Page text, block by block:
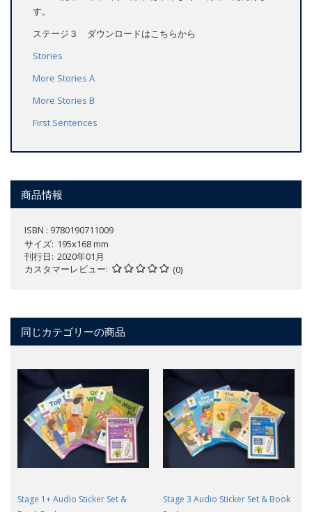
す。
ステージ３ ダウンロードはこちらから
Stories
More Stories A
More Stories B
First Sentences
商品情報
ISBN : 9780190711009
サイズ 195x168 mm
刊行日 2020年01月
カスタマーレビュー
(0)
同じカテゴリーの商品
Stage 1+ Audio Sticker Set &
Stage 3 Audio Sticker Set & Book